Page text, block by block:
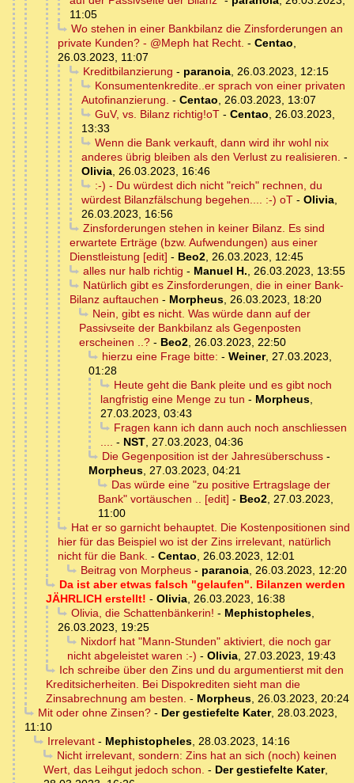
11:05
Wo stehen in einer Bankbilanz die Zinsforderungen an
private Kunden? - @Meph hat Recht. - Centao,
26.03.2023, 11:07
Kreditbilanzierung - paranoia, 26.03.2023, 12:15
Konsumentenkredite..er sprach von einer privaten
Autofinanzierung. - Centao, 26.03.2023, 13:07
GuV, vs. Bilanz richtig!oT- Centao, 26.03.2023,
13:33
Wenn die Bank verkauft, dann wird ihr wohl nix
anderes übrig bleiben als den Verlust zu realisieren. -
Olivia, 26.03.2023, 16:46
:-) - Du würdest dich nicht "reich" rechnen, du
würdest Bilanzfälschung begehen.... :-) oT - Olivia,
26.03.2023, 16:56
Zinsforderungen stehen in keiner Bilanz. Es sind
erwartete Erträge (bzw. Aufwendungen) aus einer
Dienstleistung [edit] - Beo2, 26.03.2023, 12:45
alles nur halb richtig - Manuel H., 26.03.2023, 13:55
Natürlich gibt es Zinsforderungen, die in einer Bank-
Bilanz auftauchen - Morpheus, 26.03.2023, 18:20
Nein, gibt es nicht. Was würde dann auf der
Passivseite der Bankbilanz als Gegenposten
erscheinen ..? - Beo2, 26.03.2023, 22:50
hierzu eine Frage bitte: - Weiner, 27.03.2023,
01:28
Heute geht die Bank pleite und es gibt noch
langfristig eine Menge zu tun - Morpheus,
27.03.2023, 03:43
Fragen kann ich dann auch noch anschliessen
.... - NST, 27.03.2023, 04:36
Die Gegenposition ist der Jahresüberschuss-
Morpheus, 27.03.2023, 04:21
Das würde eine "zu positive Ertragslage der
Bank" vortäuschen .. [edit] - Beo2, 27.03.2023,
11:00
Hat er so garnicht behauptet. Die Kostenpositionen sind
hier für das Beispiel wo ist der Zins irrelevant, natürlich
nicht für die Bank. - Centao, 26.03.2023, 12:01
Beitrag von Morpheus- paranoia, 26.03.2023, 12:20
Da ist aber etwas falsch "gelaufen". Bilanzen werden
JÄHRLICH erstellt! - Olivia, 26.03.2023, 16:38
Olivia, die Schattenbänkerin! - Mephistopheles,
26.03.2023, 19:25
Nixdorf hat "Mann-Stunden" aktiviert, die noch gar
nicht abgeleistet waren :-) - Olivia, 27.03.2023, 19:43
Ich schreibe über den Zins und du argumentierst mit den
Kreditsicherheiten. Bei Dispokrediten sieht man die
Zinsabrechnung am besten. - Morpheus, 26.03.2023, 20:24
Mit oder ohne Zinsen?- Der gestiefelte Kater, 28.03.2023,
11:10
Irrelevant- Mephistopheles, 28.03.2023, 14:16
Nicht irrelevant, sondern: Zins hat an sich (noch) keinen
Wert, das Leihgut jedoch schon. - Der gestiefelte Kater,